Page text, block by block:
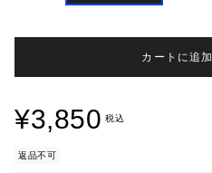
カートに追加
¥3,850 税込
返品不可